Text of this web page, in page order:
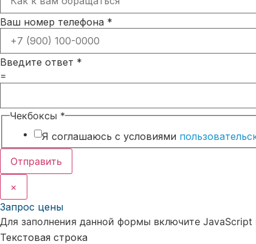
Ваш номер телефона *
Введите ответ *
=
Чекбоксы *
Я соглашаюсь с условиями
Отправить
×
Запрос цены
Для заполнения данной формы включите JavaScript
Текстовая строка